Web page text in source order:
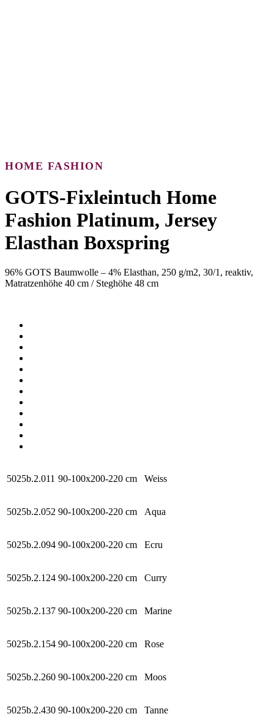
HOME FASHION
GOTS-Fixleintuch Home
Fashion Platinum, Jersey
Elasthan Boxspring
96% GOTS Baumwolle – 4% Elasthan, 250 g/m2, 30/1, reaktiv,
Matratzenhöhe 40 cm / Steghöhe 48 cm
5025b.2.011 90-100x200-220 cm Weiss
5025b.2.052 90-100x200-220 cm Aqua
5025b.2.094 90-100x200-220 cm Ecru
5025b.2.124 90-100x200-220 cm Curry
5025b.2.137 90-100x200-220 cm Marine
5025b.2.154 90-100x200-220 cm Rose
5025b.2.260 90-100x200-220 cm Moos
5025b.2.430 90-100x200-220 cm Tanne